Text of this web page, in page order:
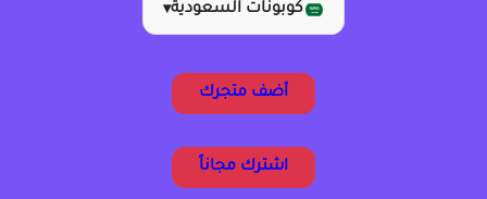
كوبونات السعودية▾
أضف متجرك
اشترك مجاناً